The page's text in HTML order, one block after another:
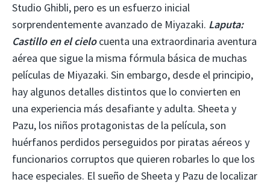
Studio Ghibli, pero es un esfuerzo inicial
sorprendentemente avanzado de Miyazaki. Laputa:
Castillo en el cielocuenta una extraordinaria aventura
aérea que sigue la misma fórmula básica de muchas
películas de Miyazaki. Sin embargo, desde el principio,
hay algunos detalles distintos que lo convierten en
una experiencia más desafiante y adulta. Sheeta y
Pazu, los niños protagonistas de la película, son
huérfanos perdidos perseguidos por piratas aéreos y
funcionarios corruptos que quieren robarles lo que los
hace especiales. El sueño de Sheeta y Pazu de localizar